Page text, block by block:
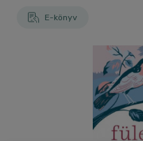
E-könyv